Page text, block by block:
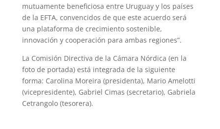
mutuamente beneficiosa entre Uruguay y los países
de la EFTA, convencidos de que este acuerdo será
una plataforma de crecimiento sostenible,
innovación y cooperación para ambas regiones”.
La Comisión Directiva de la Cámara Nórdica (en la
foto de portada) está integrada de la siguiente
forma: Carolina Moreira (presidenta), Mario Amelotti
(vicepresidente), Gabriel Cimas (secretario), Gabriela
Cetrangolo (tesorera).